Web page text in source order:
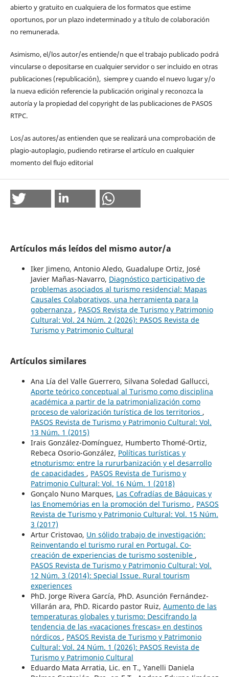
abierto y gratuito en cualquiera de los formatos que estime
oportunos, por un plazo indeterminado y a título de colaboración
no remunerada.
Asimismo, el/los autor/es entiende/n que el trabajo publicado podrá
vincularse o depositarse en cualquier servidor o ser incluido en otras
publicaciones (republicación), siempre y cuando el nuevo lugar y/o
la nueva edición referencie la publicación original y reconozca la
autoría y la propiedad del copyright de las publicaciones de PASOS
RTPC.
Los/as autores/as entienden que se realizará una comprobación de
plagio-autoplagio, pudiendo retirarse el artículo en cualquier
momento del flujo editorial
Artículos más leídos del mismo autor/a
Iker Jimeno, Antonio Aledo, Guadalupe Ortiz, José
Javier Mañas-Navarro, Diagnóstico participativo de
problemas asociados al turismo residencial: Mapas
Causales Colaborativos, una herramienta para la
gobernanza , PASOS Revista de Turismo y Patrimonio
Cultural: Vol. 24 Núm. 2 (2026): PASOS Revista de
Turismo y Patrimonio Cultural
Artículos similares
Ana Lía del Valle Guerrero, Silvana Soledad Gallucci,
Aporte teórico conceptual al Turismo como disciplina
académica a partir de la patrimonialización como
proceso de valorización turística de los territorios ,
PASOS Revista de Turismo y Patrimonio Cultural: Vol.
13 Núm. 1 (2015)
Irais González-Domínguez, Humberto Thomé-Ortiz,
Rebeca Osorio-González, Políticas turísticas y
etnoturismo: entre la rururbanización y el desarrollo
de capacidades , PASOS Revista de Turismo y
Patrimonio Cultural: Vol. 16 Núm. 1 (2018)
Gonçalo Nuno Marques, Las Cofradías de Báquicas y
las Enomemórias en la promoción del Turismo , PASOS
Revista de Turismo y Patrimonio Cultural: Vol. 15 Núm.
3 (2017)
Artur Cristovao, Un sólido trabajo de investigación:
Reinventando el turismo rural en Portugal. Co-
creación de experiencias de turismo sostenible ,
PASOS Revista de Turismo y Patrimonio Cultural: Vol.
12 Núm. 3 (2014): Special Issue. Rural tourism
experiences
PhD. Jorge Rivera García, PhD. Asunción Fernández-
Villarán ara, PhD. Ricardo pastor Ruiz, Aumento de las
temperaturas globales y turismo: Descifrando la
tendencia de las «vacaciones frescas» en destinos
nórdicos , PASOS Revista de Turismo y Patrimonio
Cultural: Vol. 24 Núm. 1 (2026): PASOS Revista de
Turismo y Patrimonio Cultural
Eduardo Mata Arratia, Lic. en T., Yanelli Daniela